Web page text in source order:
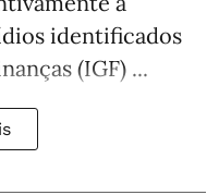
identificados
(IGF) ...